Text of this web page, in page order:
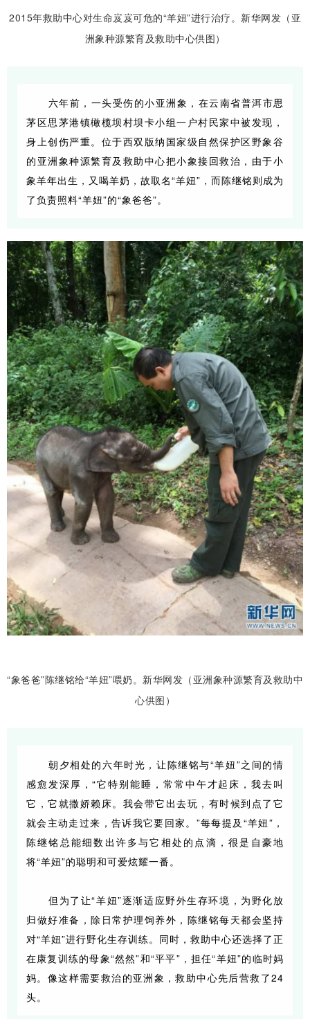
2015年救助中心对生命岌岌可危的“羊妞”进行治疗。新华网发（亚
洲象种源繁育及救助中心供图）
六年前，一头受伤的小亚洲象，在云南省普洱市思
茅区思茅港镇橄榄坝村坝卡小组一户村民家中被发现，
身上创伤严重。位于西双版纳国家级自然保护区野象谷
的亚洲象种源繁育及救助中心把小象接回救治，由于小
象羊年出生，又喝羊奶，故取名“羊妞”，而陈继铭则成为
了负责照料“羊妞”的“象爸爸”。
“象爸爸”陈继铭给“羊妞”喂奶。新华网发（亚洲象种源繁育及救助中
心供图）
朝夕相处的六年时光，让陈继铭与“羊妞”之间的情
感愈发深厚，“它特别能睡，常常中午才起床，我去叫
它，它就撒娇赖床。我会带它出去玩，有时候到点了它
就会主动走过来，告诉我它要回家。”每每提及“羊妞”，
陈继铭总能细数出许多与它相处的点滴，很是自豪地
将“羊妞”的聪明和可爱炫耀一番。
但为了让“羊妞”逐渐适应野外生存环境，为野化放
归做好准备，除日常护理饲养外，陈继铭每天都会坚持
对“羊妞”进行野化生存训练。同时，救助中心还选择了正
在康复训练的母象“然然”和“平平”，担任“羊妞”的临时妈
妈。像这样需要救治的亚洲象，救助中心先后营救了24
头。